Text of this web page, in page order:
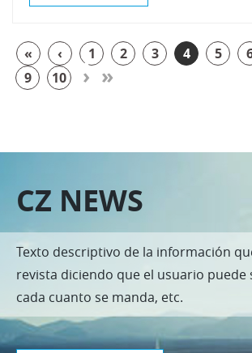
« ‹ 1 2 3 4 5
9
10 › »
CZ NEWS
Texto descriptivo de la información
revista diciendo que el usuario puede
cada cuanto se manda, etc.